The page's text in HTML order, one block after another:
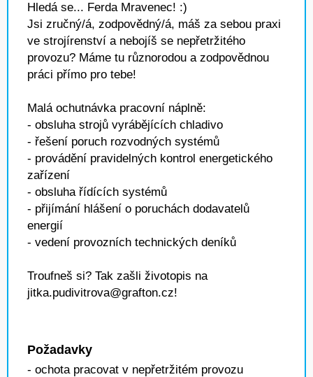
Hledá se... Ferda Mravenec! :)
Jsi zručný/á, zodpovědný/á, máš za sebou praxi
ve strojírenství a nebojíš se nepřetržitého
provozu? Máme tu různorodou a zodpovědnou
práci přímo pro tebe!
Malá ochutnávka pracovní náplně:
- obsluha strojů vyrábějících chladivo
- řešení poruch rozvodných systémů
- provádění pravidelných kontrol energetického
zařízení
- obsluha řídících systémů
- přijímání hlášení o poruchách dodavatelů
energií
- vedení provozních technických deníků
Troufneš si? Tak zašli životopis na
jitka.pudivitrova@grafton.cz!
Požadavky
- ochota pracovat v nepřetržitém provozu